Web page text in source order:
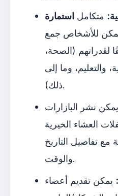
متكامل استمارة
للأشخاص جمع
لقدراتهم (الصحة،
والتعليم، وما إلى
ذلك).
يمكن نشر البازارات
العشاء الخيرية
مع تفاصيل التاريخ
والوقت.
يمكن تقديم أعضاء